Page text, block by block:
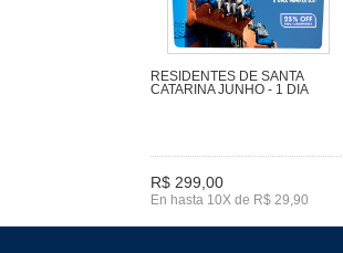
RESIDENTES DE SANTA
CATARINA JUNHO - 1 DIA
R$ 299,00
En hasta 10X de R$ 29,90